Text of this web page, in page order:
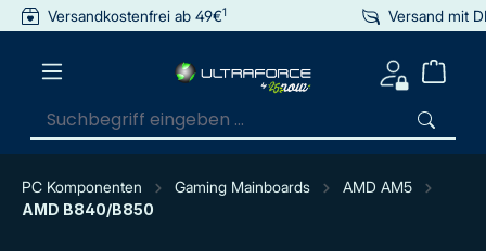
springen
Versandkostenfrei ab 49€1 Versand mit
PC Komponenten Gaming Mainboards
AMD AM5
AMD B840/B850